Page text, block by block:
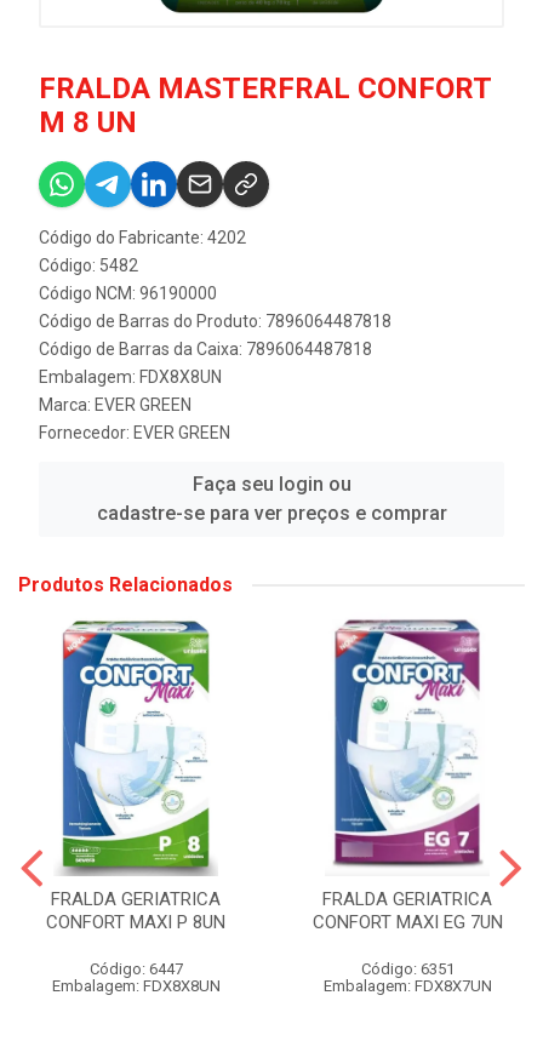
FRALDA MASTERFRAL CONFORT
M 8 UN
Código do Fabricante: 4202
Código: 5482
Código NCM: 96190000
Código de Barras do Produto: 7896064487818
Código de Barras da Caixa: 7896064487818
Embalagem: FDX8X8UN
Marca: EVER GREEN
Fornecedor: EVER GREEN
Faça seu login ou
cadastre-se para ver preços e comprar
Produtos Relacionados
FRALDA GERIATRICA
CONFORT MAXI P 8UN
Código: 6447
Embalagem: FDX8X8UN
FRALDA GERIATRICA
CONFORT MAXI EG 7UN
Código: 6351
Embalagem: FDX8X7UN